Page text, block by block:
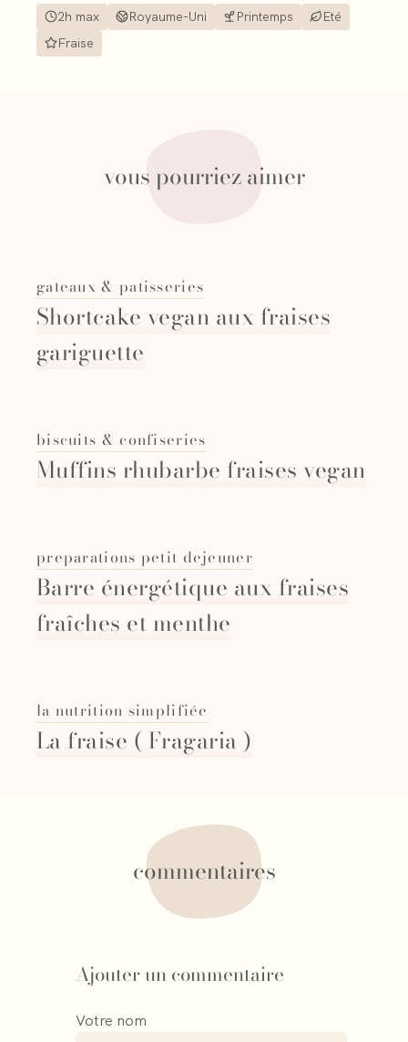
2h max Royaume-Uni Printemps
Eté
Fraise
vous pourriez aimer
gateaux & patisseries
Shortcake vegan aux fraises
gariguette
biscuits & confiseries
Muffins rhubarbe fraises vegan
preparations petit dejeuner
Barre énergétique aux fraises
fraîches et menthe
la nutrition simplifiée
La fraise ( Fragaria )
commentaires
Ajouter un commentaire
Votre nom